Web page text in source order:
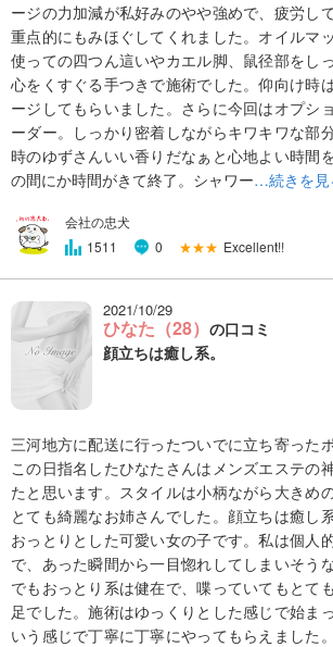
ージの力加減が私好みのやや強めで、疲労し
重点的にもみほぐしてくれました。オイルマ
使っての四つん這いやカエル脚、鼠径部をし
心をくすぐる手つきで施術でした。仰向け時
ージしてもらいました。さらに今回はオプシ
ーダー。しっかり密着しながらキワキワな部
時のゆずさんいい香りだなぁと心地よい時間
の間にか時間がきて終了。シャワー…続きを見
会社の忠犬
1511
0 ★★★ Excellent!!
2021/10/29
ひなた（28） の口コミ
顔立ちは癒し系。
三河地方に配送に行ったついでに立ち寄った
この日指名したひなたさんはメンズエステの
たと思います。スタイルは小柄ながら大きめ
とても綺麗なお姉さんでした。顔立ちは癒し
おっとりとした可愛い女の子です。私は個人
で、あった瞬間から一目惚れしてしまいそう
でもおっとり系は健在で、喋っていてもとて
足でした。施術はゆっくりとした感じで始ま
いう感じで丁寧に丁寧にやってもらえました